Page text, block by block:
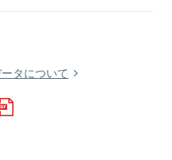
タについて